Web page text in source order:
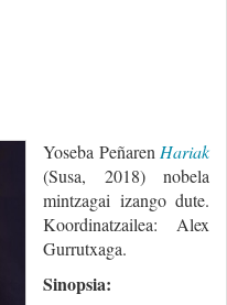
Yoseba Peñaren Hariak
(Susa, 2018) nobela
mintzagai izango dute.
Koordinatzailea: Alex
Gurrutxaga.
Sinopsia: